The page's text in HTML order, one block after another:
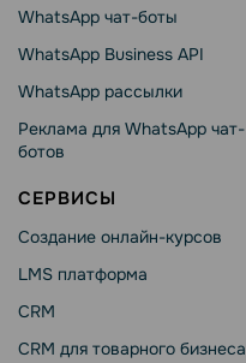
WhatsApp чат-боты
WhatsApp Business API
WhatsApp рассылки
Реклама для WhatsApp чат-
ботов
СЕРВИСЫ
Создание онлайн-курсов
LMS платформа
CRM
CRM для товарного бизнеса